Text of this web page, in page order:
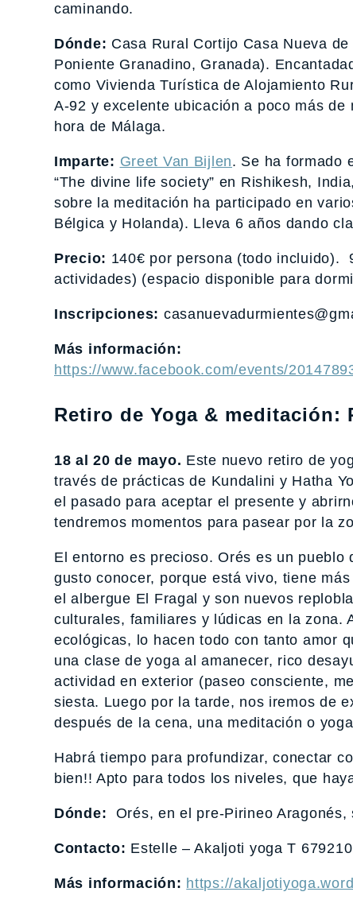
caminando.
Dónde: Casa Rural Cortijo Casa Nueva
Poniente Granadino, Granada).
como Vivienda Turística de Alojamiento
A-92 y excelente ubicación a poco más
hora de Málaga.
Imparte: Greet Van Bijlen. Se ha formado
“The divine life society” en Rishikesh,
sobre la meditación ha participado en
Bélgica y Holanda). Lleva 6 años dando
Precio: 140€ por persona (todo incluido).
actividades) (espacio disponible para
Inscripciones:
Más información:
https://www.facebook.com/events/
Retiro de Yoga & meditación:
18 al 20 de mayo. Este nuevo retiro de
través de prácticas de Kundalini y Hatha
el pasado para aceptar el presente y
tendremos momentos para pasear por la
El entorno es precioso. Orés es un
gusto conocer, porque está vivo, tiene
el albergue El Fragal y son nuevos
culturales, familiares y lúdicas en la zona.
ecológicas, lo hacen todo con tanto amor
una clase de yoga al amanecer, rico
actividad en exterior (paseo consciente,
siesta. Luego por la tarde, nos iremos de
después de la cena, una meditación o
Habrá tiempo para profundizar, conectar
bien!! Apto para todos los niveles, que
Dónde: Orés, en el pre-Pirineo
Contacto: Estelle – Akaljoti yoga T
Más información: https://